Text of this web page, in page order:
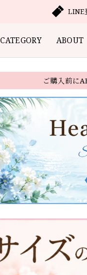
LINE
CATEGORY ABOUT
ご購入前に